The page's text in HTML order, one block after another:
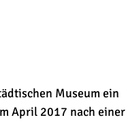
Museum ein
April 2017 nach einer